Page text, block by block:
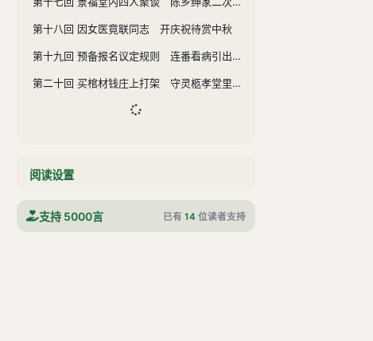
第十八回 因女医竟联同志 开庆祝待赏中秋
第十九回 预备报名议定规则 连番看病引出奇谈
第二十回 买棺材钱庄上打架 守灵柩孝堂里寻人
阅读设置
支持 5000言 已有 14 位读者支持